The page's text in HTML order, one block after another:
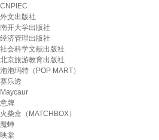
CNPIEC
外文出版社
南开大学出版社
经济管理出版社
社会科学文献出版社
北京旅游教育出版社
泡泡玛特（POP MART）
赛乐透
Maycaur
意牌
火柴盒（MATCHBOX）
魔蝉
映棠